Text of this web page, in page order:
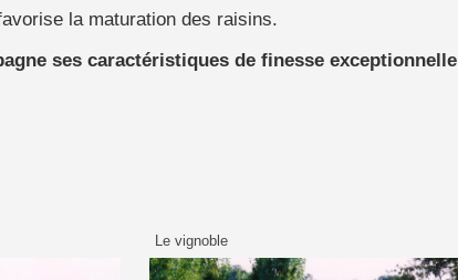
la maturation des raisins.
ses caractéristiques de finesse exceptionnelle
Le vignoble